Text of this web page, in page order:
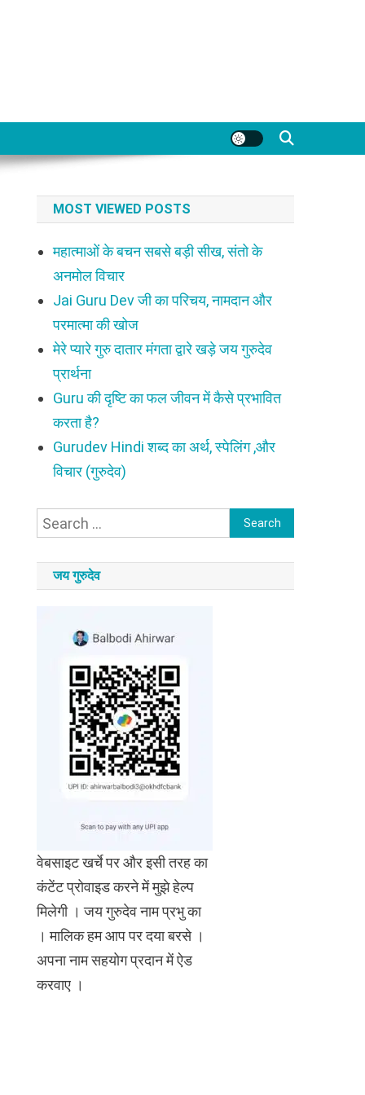
MOST VIEWED POSTS
महात्माओं के बचन सबसे बड़ी सीख, संतो के
अनमोल विचार
Jai Guru Dev जी का परिचय, नामदान और
परमात्मा की खोज
मेरे प्यारे गुरु दातार मंगता द्वारे खड़े जय गुरुदेव
प्रार्थना
Guru की दृष्टि का फल जीवन में कैसे प्रभावित
करता है?
Gurudev Hindi शब्द का अर्थ, स्पेलिंग ,और
विचार (गुरुदेव)
Search
जय गुरुदेव
वेबसाइट खर्चे पर और इसी तरह का
कंटेंट प्रोवाइड करने में मुझे हेल्प
मिलेगी । जय गुरुदेव नाम प्रभु का
। मालिक हम आप पर दया बरसे ।
अपना नाम सहयोग प्रदान में ऐड
करवाए ।